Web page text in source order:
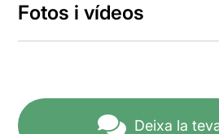
Fotos i vídeos
Deixa la